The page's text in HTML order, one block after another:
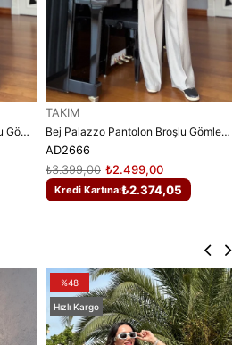
Siyah Palazzo Pantolon Broşlu Gömlek Takım
TAKIM
Bej Palazzo Pantolon Broşlu Gömlek Takım
AD2666
₺2.499,00
₺3.399,00
Kredi Kartına:₺2.374,05
%48
Hızlı Kargo